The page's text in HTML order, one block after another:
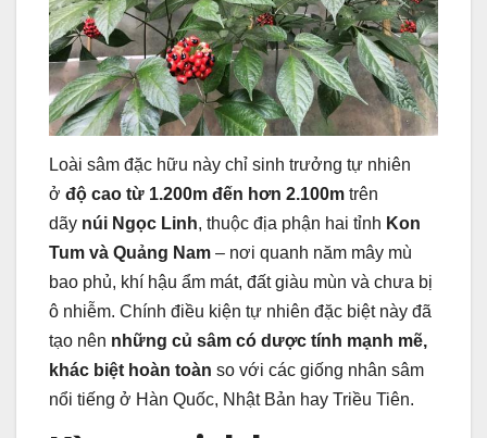
Loài sâm đặc hữu này chỉ sinh trưởng tự nhiên
ở độ cao từ 1.200m đến hơn 2.100m trên
dãy núi Ngọc Linh, thuộc địa phận hai tỉnh Kon
Tum và Quảng Nam – nơi quanh năm mây mù
bao phủ, khí hậu ẩm mát, đất giàu mùn và chưa bị
ô nhiễm. Chính điều kiện tự nhiên đặc biệt này đã
tạo nên những củ sâm có dược tính mạnh mẽ,
khác biệt hoàn toàn so với các giống nhân sâm
nổi tiếng ở Hàn Quốc, Nhật Bản hay Triều Tiên.